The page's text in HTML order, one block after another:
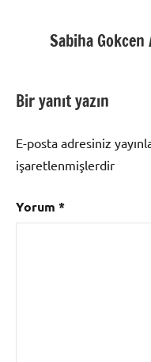
Sabiha
Bir yanıt yazın
E-posta adresiniz
işaretlenmişlerdir
Yorum *